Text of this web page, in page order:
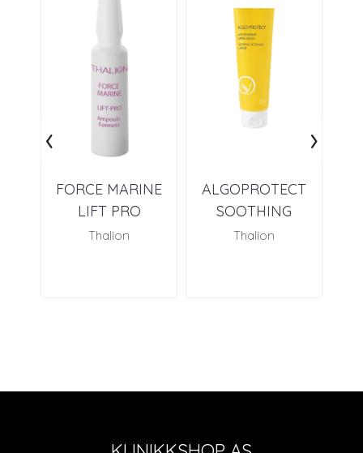
FORCE MARINE
LIFT PRO
Thalion
ALGOPROTECT
SOOTHING
AFTER-SUN
Thalion
‹ ›